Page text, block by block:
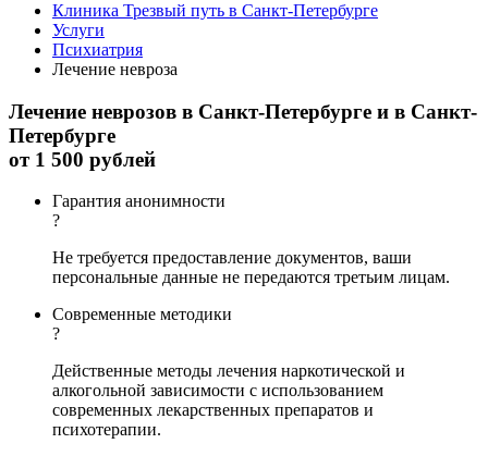
Клиника Трезвый путь в Санкт-Петербурге
Услуги
Психиатрия
Лечение невроза
Лечение неврозов в Санкт-Петербурге и в Санкт-
Петербурге
от 1 500 рублей
Гарантия анонимности
?
Не требуется предоставление документов, ваши
персональные данные не передаются третьим лицам.
Современные методики
?
Действенные методы лечения наркотической и
алкогольной зависимости с использованием
современных лекарственных препаратов и
психотерапии.